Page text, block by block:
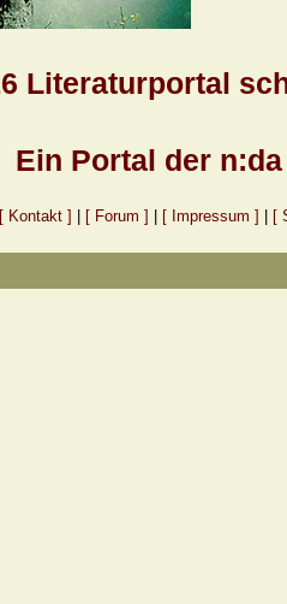
Literaturportal
Ein Portal der
[ Kontakt ] [ Forum ] [ Impressum ] [